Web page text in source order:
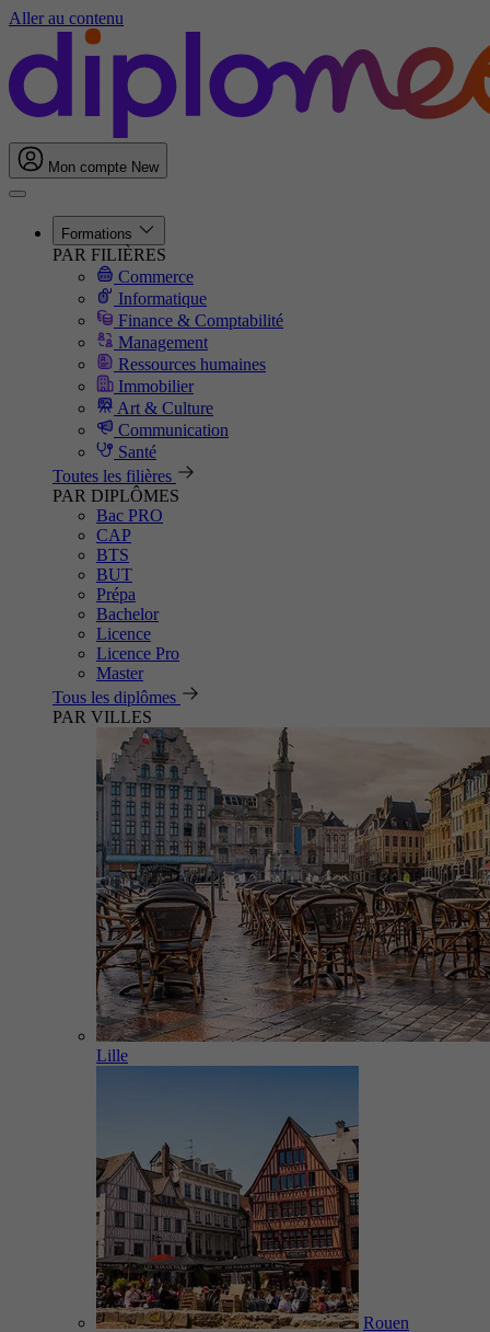
Aller au contenu
Mon compte New
Formations
PAR FILIÈRES
Commerce
Informatique
Finance & Comptabilité
Management
Ressources humaines
Immobilier
Art & Culture
Communication
Santé
Toutes les filières
PAR DIPLÔMES
Bac PRO
CAP
BTS
BUT
Prépa
Bachelor
Licence
Licence Pro
Master
Tous les diplômes
PAR VILLES
Lille
Rouen